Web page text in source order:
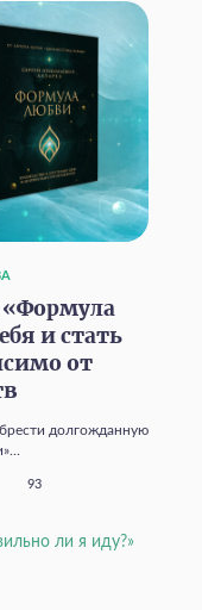
и стать
от
долгожданную
93